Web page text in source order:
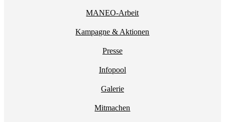
MANEO-Arbeit
Kampagne & Aktionen
Presse
Infopool
Galerie
Mitmachen